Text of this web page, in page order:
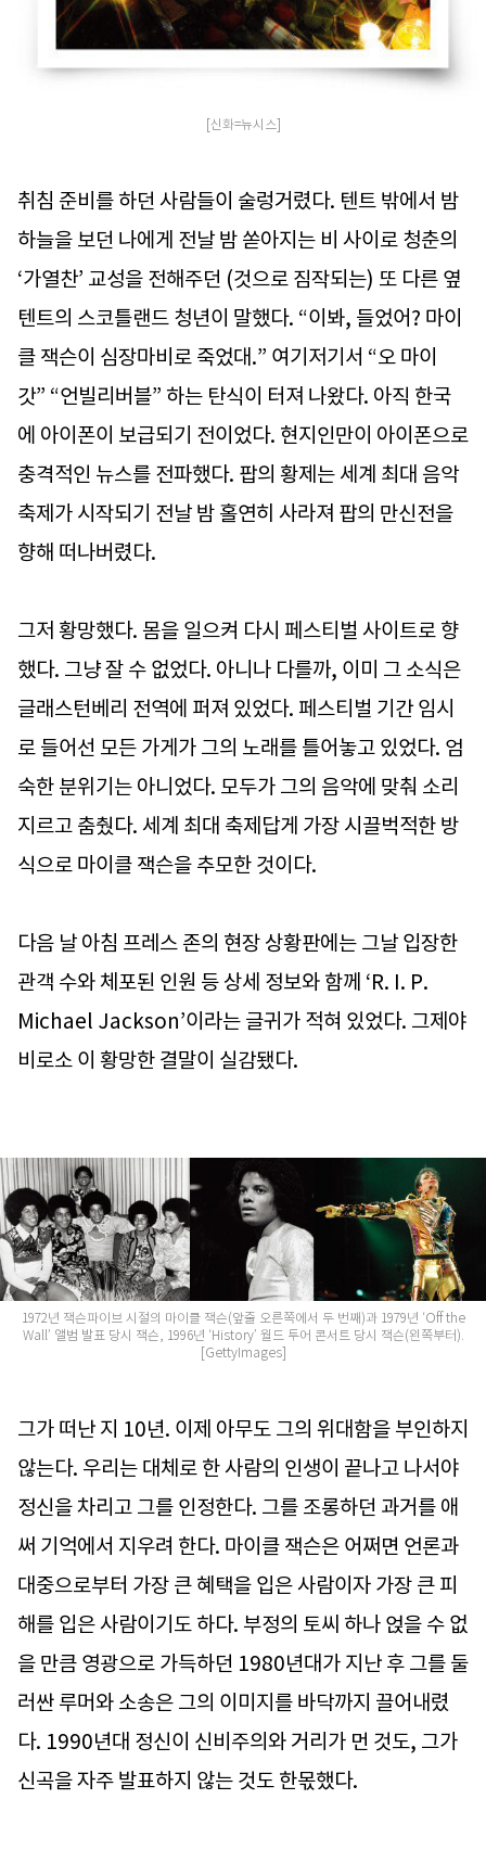
[신화=뉴시스]
취침 준비를 하던 사람들이 술렁거렸다. 텐트 밖에서 밤
하늘을 보던 나에게 전날 밤 쏟아지는 비 사이로 청춘의
‘가열찬’ 교성을 전해주던 (것으로 짐작되는) 또 다른 옆
텐트의 스코틀랜드 청년이 말했다. “이봐, 들었어? 마이
클 잭슨이 심장마비로 죽었대.” 여기저기서 “오 마이
갓” “언빌리버블” 하는 탄식이 터져 나왔다. 아직 한국
에 아이폰이 보급되기 전이었다. 현지인만이 아이폰으로
충격적인 뉴스를 전파했다. 팝의 황제는 세계 최대 음악
축제가 시작되기 전날 밤 홀연히 사라져 팝의 만신전을
향해 떠나버렸다.
그저 황망했다. 몸을 일으켜 다시 페스티벌 사이트로 향
했다. 그냥 잘 수 없었다. 아니나 다를까, 이미 그 소식은
글래스턴베리 전역에 퍼져 있었다. 페스티벌 기간 임시
로 들어선 모든 가게가 그의 노래를 틀어놓고 있었다. 엄
숙한 분위기는 아니었다. 모두가 그의 음악에 맞춰 소리
지르고 춤췄다. 세계 최대 축제답게 가장 시끌벅적한 방
식으로 마이클 잭슨을 추모한 것이다.
다음 날 아침 프레스 존의 현장 상황판에는 그날 입장한
관객 수와 체포된 인원 등 상세 정보와 함께 ‘R. I. P.
Michael Jackson’이라는 글귀가 적혀 있었다. 그제야
비로소 이 황망한 결말이 실감됐다.
1972년 잭슨파이브 시절의 마이클 잭슨(앞줄 오른쪽에서 두 번째)과 1979년 ‘Off the
Wall’ 앨범 발표 당시 잭슨, 1996년 ‘History’ 월드 투어 콘서트 당시 잭슨(왼쪽부터).
[GettyImages]
그가 떠난 지 10년. 이제 아무도 그의 위대함을 부인하지
않는다. 우리는 대체로 한 사람의 인생이 끝나고 나서야
정신을 차리고 그를 인정한다. 그를 조롱하던 과거를 애
써 기억에서 지우려 한다. 마이클 잭슨은 어쩌면 언론과
대중으로부터 가장 큰 혜택을 입은 사람이자 가장 큰 피
해를 입은 사람이기도 하다. 부정의 토씨 하나 얹을 수 없
을 만큼 영광으로 가득하던 1980년대가 지난 후 그를 둘
러싼 루머와 소송은 그의 이미지를 바닥까지 끌어내렸
다. 1990년대 정신이 신비주의와 거리가 먼 것도, 그가
신곡을 자주 발표하지 않는 것도 한몫했다.